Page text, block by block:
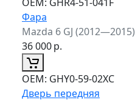
Фара
Mazda 6 GJ (2012—2015)
36 000р.
ОЕМ: GHY0-59-02XC
Дверь передняя